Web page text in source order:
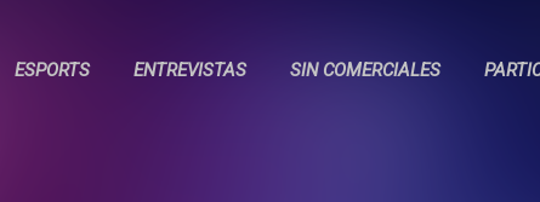
ESPORTS ENTREVISTAS SIN COMERCIALES